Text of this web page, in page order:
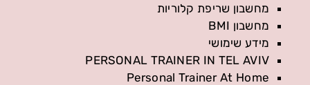
מחשבון שריפת קלוריות
מחשבון BMI
מידע שימושי
PERSONAL TRAINER IN TEL AVIV
Personal Trainer At Home